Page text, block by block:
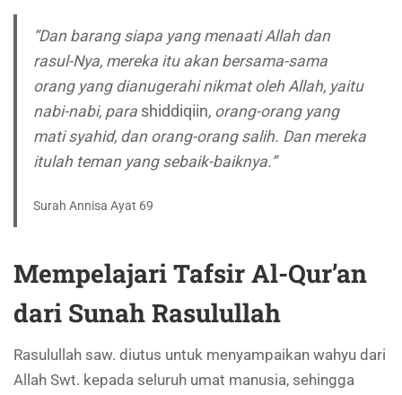
“Dan barang siapa yang menaati Allah dan
rasul-Nya, mereka itu akan bersama-sama
orang yang dianugerahi nikmat oleh Allah, yaitu
nabi-nabi, para shiddiqiin, orang-orang yang
mati syahid, dan orang-orang salih. Dan mereka
itulah teman yang sebaik-baiknya.”
Surah Annisa Ayat 69
Mempelajari Tafsir Al-Qur’an
dari Sunah Rasulullah
Rasulullah saw. diutus untuk menyampaikan wahyu dari
Allah Swt. kepada seluruh umat manusia, sehingga